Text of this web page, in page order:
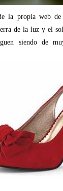
la propia web de
de la luz y el
siendo de